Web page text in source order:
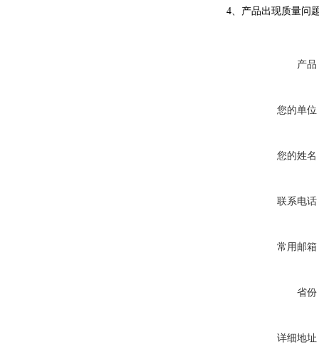
4、产品出现质量问
产品
您的单位
您的姓名
联系电话
常用邮箱
省份
详细地址